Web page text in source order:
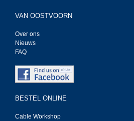
VAN OOSTVOORN
Over ons
Nieuws
FAQ
BESTEL ONLINE
Cable Workshop